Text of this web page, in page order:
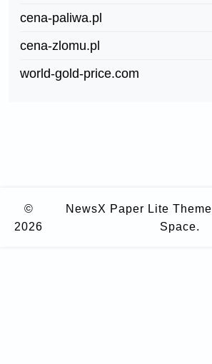
cena-paliwa.pl
cena-zlomu.pl
world-gold-price.com
©
2026
NewsX Paper Lite Theme
Space.